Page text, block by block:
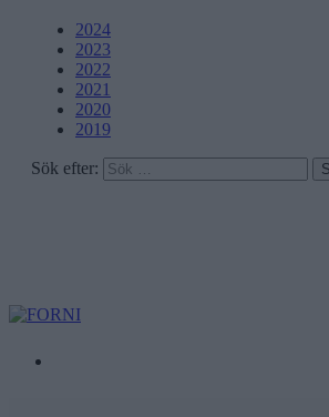
2024
2023
2022
2021
2020
2019
Sök efter: